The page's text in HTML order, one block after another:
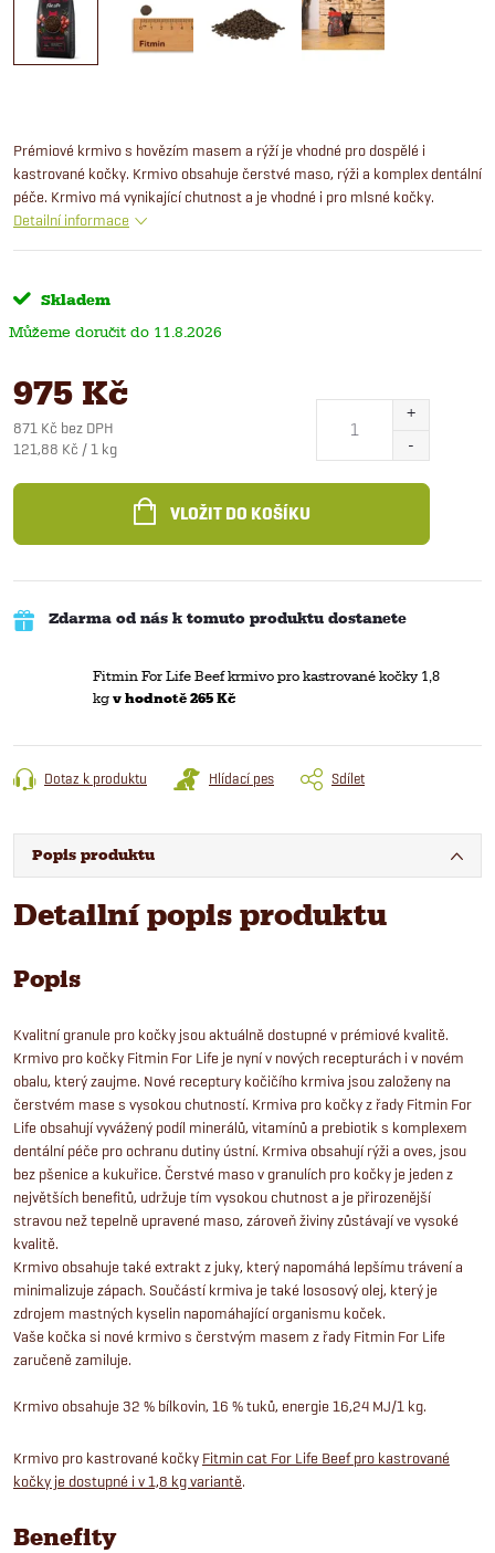
Prémiové krmivo s hovězím masem a rýží je vhodné pro dospělé i
kastrované kočky. Krmivo obsahuje čerstvé maso, rýži a komplex dentální
péče. Krmivo má vynikající chutnost a je vhodné i pro mlsné kočky.
Detailní informace
Skladem
11.8.2026
975 Kč
871 Kč bez DPH
Měrná
121,88 Kč / 1 kg
VLOŽIT DO KOŠÍKU
Zdarma od nás k tomuto produktu dostanete
Fitmin For Life Beef krmivo pro kastrované kočky 1,8
kg v hodnotě 265 Kč
Dotaz k produktu Hlídací pes Sdílet
Popis produktu
Detailní popis produktu
Popis
Kvalitní granule pro kočky jsou aktuálně dostupné v prémiové kvalitě.
Krmivo pro kočky Fitmin For Life je nyní v nových recepturách i v novém
obalu, který zaujme. Nové receptury kočičího krmiva jsou založeny na
čerstvém mase s vysokou chutností. Krmiva pro kočky z řady Fitmin For
Life obsahují vyvážený podíl minerálů, vitamínů a prebiotik s komplexem
dentální péče pro ochranu dutiny ústní. Krmiva obsahují rýži a oves, jsou
bez pšenice a kukuřice. Čerstvé maso v granulích pro kočky je jeden z
největších benefitů, udržuje tím vysokou chutnost a je přirozenější
stravou než tepelně upravené maso, zároveň živiny zůstávají ve vysoké
kvalitě.
Krmivo obsahuje také extrakt z juky, který napomáhá lepšímu trávení a
minimalizuje zápach. Součástí krmiva je také lososový olej, který je
zdrojem mastných kyselin napomáhající organismu koček.
Vaše kočka si nové krmivo s čerstvým masem z řady Fitmin For Life
zaručeně zamiluje.
Krmivo obsahuje 32 % bílkovin, 16 % tuků, energie 16,24 MJ/1 kg.
Krmivo pro kastrované kočky Fitmin cat For Life Beef pro kastrované
kočky je dostupné i v 1,8 kg variantě.
Benefity